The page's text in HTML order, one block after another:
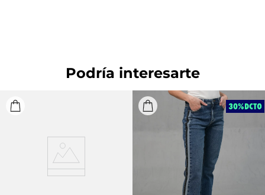
Podría interesarte